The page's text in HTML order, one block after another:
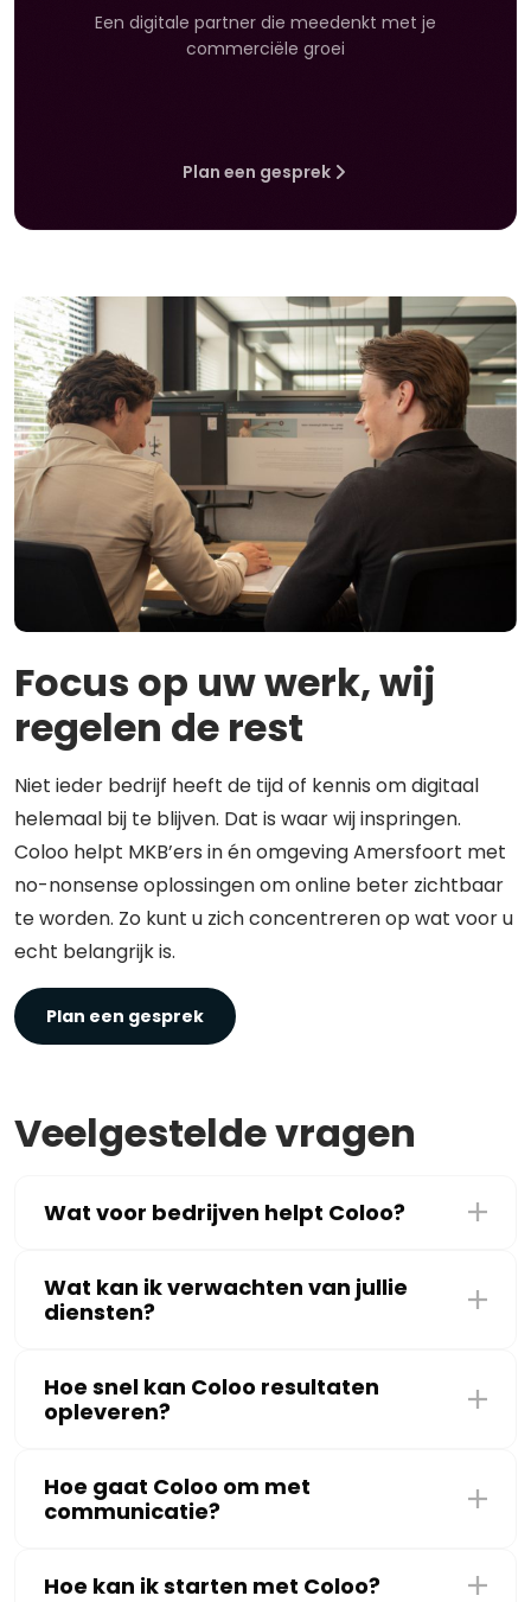
Een digitale partner die meedenkt met je
commerciële groei
Plan een gesprek
Focus op uw werk, wij
regelen de rest
Niet ieder bedrijf heeft de tijd of kennis om digitaal
helemaal bij te blijven. Dat is waar wij inspringen.
Coloo helpt MKB’ers in én omgeving Amersfoort met
no-nonsense oplossingen om online beter zichtbaar
te worden. Zo kunt u zich concentreren op wat voor u
echt belangrijk is.
Plan een gesprek
Veelgestelde vragen
Wat voor bedrijven helpt Coloo?
Wat kan ik verwachten van jullie
diensten?
Hoe snel kan Coloo resultaten
opleveren?
Hoe gaat Coloo om met
communicatie?
Hoe kan ik starten met Coloo?